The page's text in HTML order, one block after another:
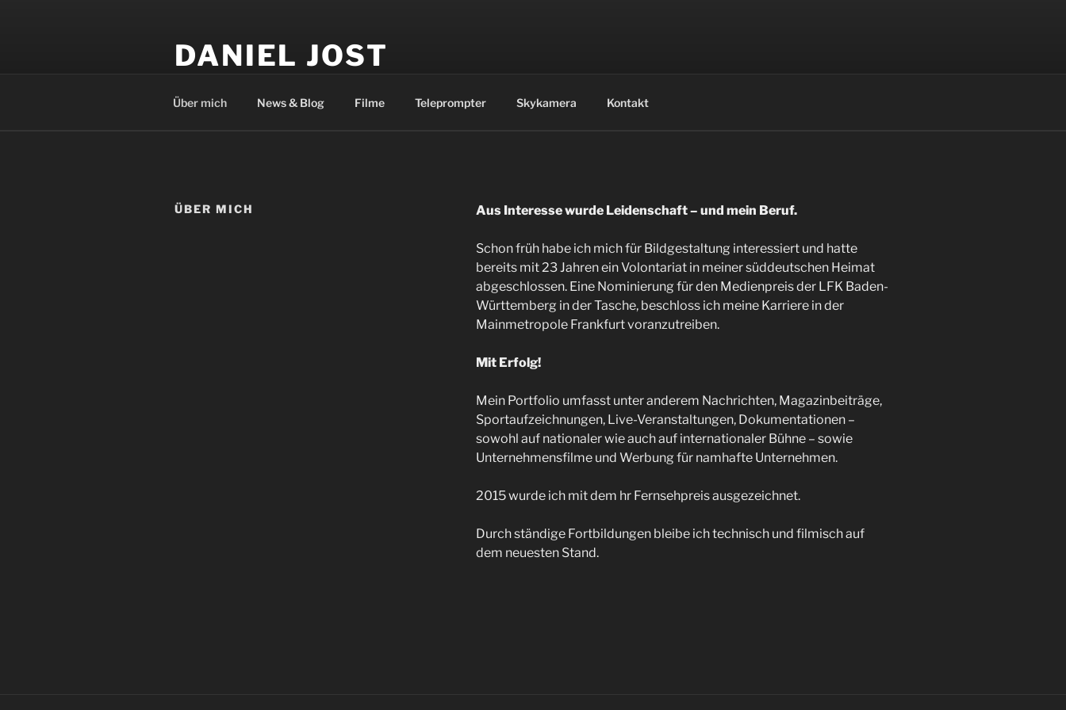
DANIEL JOST
Über mich News & Blog Filme Teleprompter Skykamera Kontakt
ÜBER MICH Aus Interesse wurde Leidenschaft – und mein Beruf.
Schon früh habe ich mich für Bildgestaltung interessiert und hatte
bereits mit 23 Jahren ein Volontariat in meiner süddeutschen Heimat
abgeschlossen. Eine Nominierung für den Medienpreis der LFK Baden-
Württemberg in der Tasche, beschloss ich meine Karriere in der
Mainmetropole Frankfurt voranzutreiben.
Mit Erfolg!
Mein Portfolio umfasst unter anderem Nachrichten, Magazinbeiträge,
Sportaufzeichnungen, Live-Veranstaltungen, Dokumentationen –
sowohl auf nationaler wie auch auf internationaler Bühne – sowie
Unternehmensfilme und Werbung für namhafte Unternehmen.
2015 wurde ich mit dem hr Fernsehpreis ausgezeichnet.
Durch ständige Fortbildungen bleibe ich technisch und filmisch auf
dem neuesten Stand.